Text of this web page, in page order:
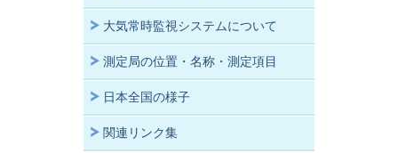
大気常時監視システムについて
測定局の位置・名称・測定項目
日本全国の様子
関連リンク集